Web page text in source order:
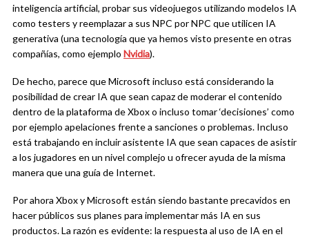
inteligencia artificial, probar sus videojuegos utilizando modelos IA
como testers y reemplazar a sus NPC por NPC que utilicen IA
generativa (una tecnología que ya hemos visto presente en otras
compañías, como ejemplo Nvidia).
De hecho, parece que Microsoft incluso está considerando la
posibilidad de crear IA que sean capaz de moderar el contenido
dentro de la plataforma de Xbox o incluso tomar ‘decisiones’ como
por ejemplo apelaciones frente a sanciones o problemas. Incluso
está trabajando en incluir asistente IA que sean capaces de asistir
a los jugadores en un nivel complejo u ofrecer ayuda de la misma
manera que una guía de Internet.
Por ahora Xbox y Microsoft están siendo bastante precavidos en
hacer públicos sus planes para implementar más IA en sus
productos. La razón es evidente: la respuesta al uso de IA en el